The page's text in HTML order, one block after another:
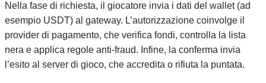
Nella fase di richiesta, il giocatore invia i dati del wallet (ad
esempio USDT) al gateway. L’autorizzazione coinvolge il
provider di pagamento, che verifica fondi, controlla la lista
nera e applica regole anti‑fraud. Infine, la conferma invia
l’esito al server di gioco, che accredita o rifiuta la puntata.